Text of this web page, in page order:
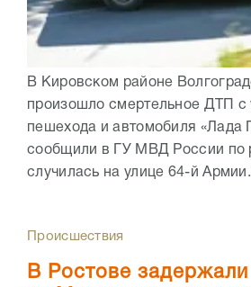
В Кировском районе
произошло смертельное ДТП с
пешехода и автомобиля «Лада
сообщили в ГУ МВД России по
случилась на улице 64-й
Происшествия
В Ростове задержали